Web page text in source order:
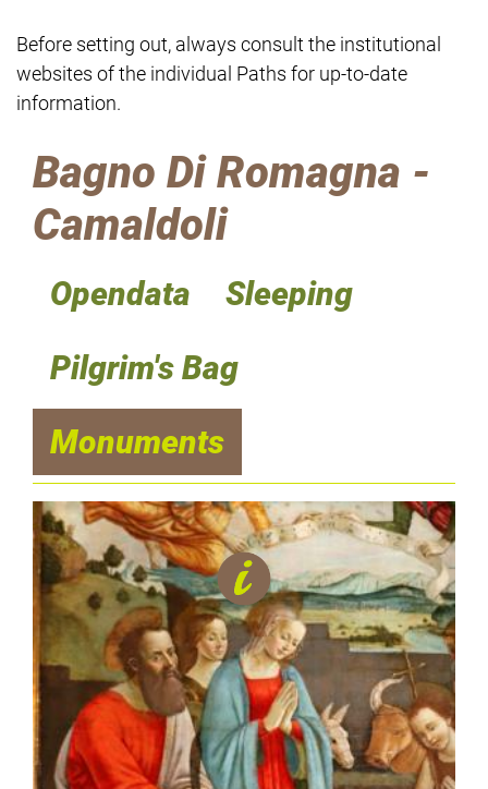
Before setting out, always consult the institutional
websites of the individual Paths for up-to-date
information.
Bagno Di Romagna -
Camaldoli
Opendata
Sleeping
Pilgrim's Bag
Monuments